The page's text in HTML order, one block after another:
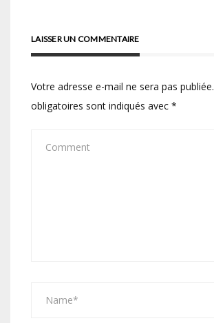
LAISSER UN COMMENTAIRE
Votre adresse e-mail ne sera pas publiée.
obligatoires sont indiqués avec *